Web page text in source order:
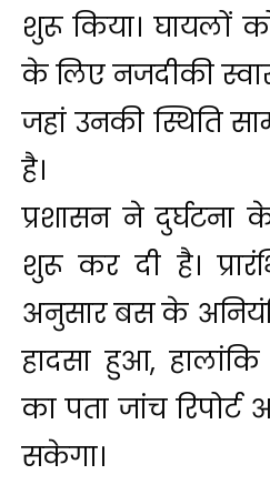
शुरू किया। घायलों
के लिए नजदीकी
जहां उनकी स्थिति
है।
प्रशासन ने दुर्घटना
शुरू कर दी है।
अनुसार बस के
हादसा हुआ,
का पता जांच
सकेगा।